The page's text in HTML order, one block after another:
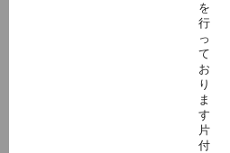
を
行
っ
て
お
り
ま
す
片
付